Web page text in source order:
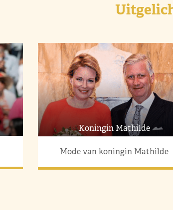
Koningin Mathilde
Mode van koningin Mathilde